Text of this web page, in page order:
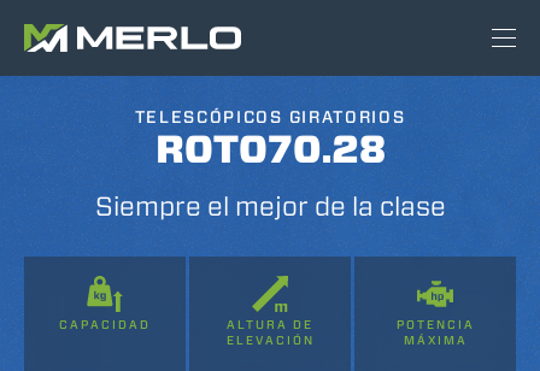
TELESCÓPICOS GIRATORIOS
ROTO70.28
Siempre el mejor de la clase
CAPACIDAD
ALTURA DE
ELEVACIÓN
POTENCIA
MÁXIMA